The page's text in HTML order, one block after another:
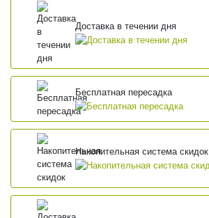
Доставка в течении дня
Бесплатная пересадка
Накопительная система скидок